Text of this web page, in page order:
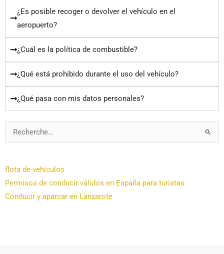
¿Es posible recoger o devolver el vehículo en el
aeropuerto?
¿Cuál es la política de combustible?
¿Qué está prohibido durante el uso del vehículo?
¿Qué pasa con mis datos personales?
Rechercher :
flota de ve​hículos
Permisos de conducir válidos en España para turistas
Conducir y aparcar en Lanzarote